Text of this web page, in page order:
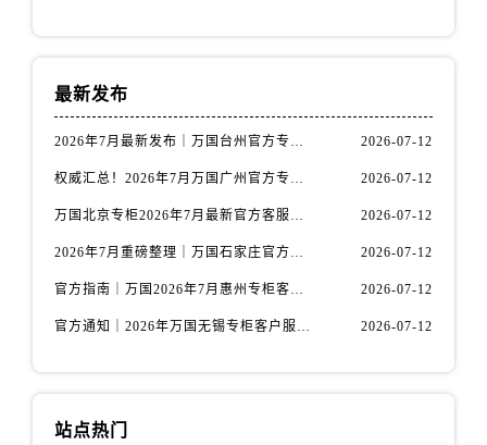
福建省宁德市蕉城区天湖东路万国售后服务中心（需提前预约）
江苏省南京市秦淮区中山南路1号南京中心22层22-C1-C3室万国售后服务中心（需提前预约）
江苏省盐城市盐都区世纪大道5号盐城金融城写字楼1号楼16层1604室万国售后服务中心（需提前预约）
最新发布
2026年7月最新发布｜万国台州官方专柜客户服务热线与专柜信息攻略 2026-07-12
权威汇总！2026年7月万国广州官方专柜客户服务电话及门店名录 2026-07-12
万国北京专柜2026年7月最新官方客服热线｜门店信息及服务攻略发布 2026-07-12
2026年7月重磅整理｜万国石家庄官方专柜服务电话&客户服务中心公告 2026-07-12
官方指南｜万国2026年7月惠州专柜客户服务热线与门店信息全攻略 2026-07-12
官方通知｜2026年万国无锡专柜客户服务热线全新升级（附7月最新专柜信息汇总） 2026-07-12
站点热门